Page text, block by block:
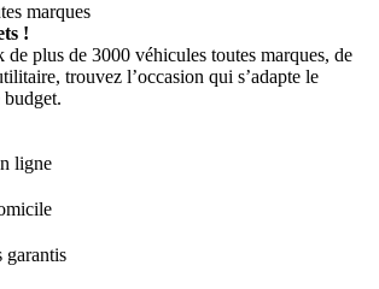
marques
!
de plus de 3000 véhicules toutes marques, de
trouvez l’occasion qui s’adapte le
ligne
garantis